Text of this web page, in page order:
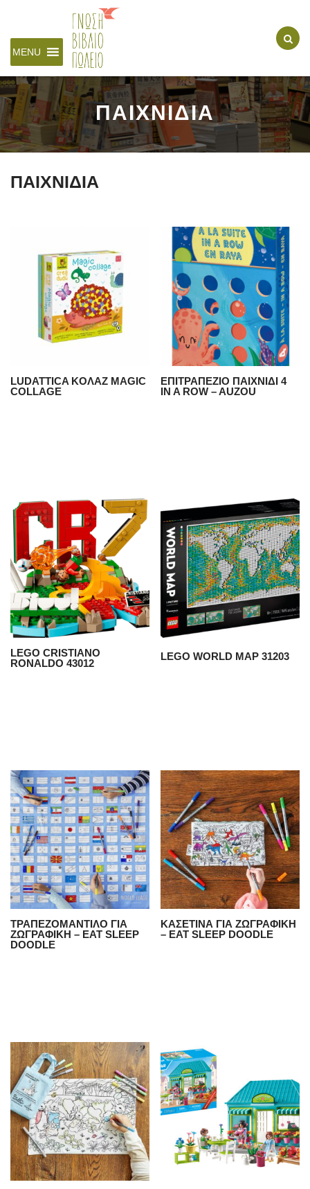
MENU
ΠΑΙΧΝΙΔΙΑ
ΠΑΙΧΝΙΔΙΑ
LUDATTICA KOΛΑΖ MAGIC
COLLAGE
ΕΠΙΤΡΑΠΕΖΙΟ ΠΑΙΧΝΙΔΙ 4
IN A ROW – AUZOU
LEGO CRISTIANO
RONALDO 43012
LEGO WORLD MAP 31203
ΤΡΑΠΕΖΟΜΑΝΤΙΛΟ ΓΙΑ
ΖΩΓΡΑΦΙΚΗ – EAT SLEEP
DOODLE
ΚΑΣΕΤΙΝΑ ΓΙΑ ΖΩΓΡΑΦΙΚΗ
– EAT SLEEP DOODLE